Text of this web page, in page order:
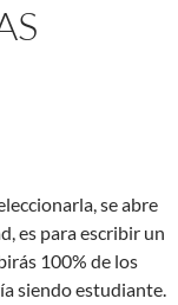
se abre
es para escribir un
100% de los
siendo estudiante.